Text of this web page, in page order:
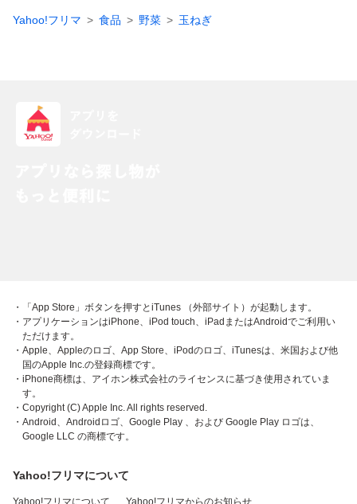
Yahoo!フリマ 食品 野菜 玉ねぎ
・「App Store」ボタンを押すとiTunes （外部サイト）が起動します。
・アプリケーションはiPhone、iPod touch、iPadまたはAndroidでご利用い
ただけます。
・Apple、Appleのロゴ、App Store、iPodのロゴ、iTunesは、米国および他
国のApple Inc.の登録商標です。
・iPhone商標は、アイホン株式会社のライセンスに基づき使用されていま
す。
・Copyright (C) Apple Inc. All rights reserved.
・Android、Androidロゴ、Google Play 、および Google Play ロゴは、
Google LLC の商標です。
Yahoo!フリマについて